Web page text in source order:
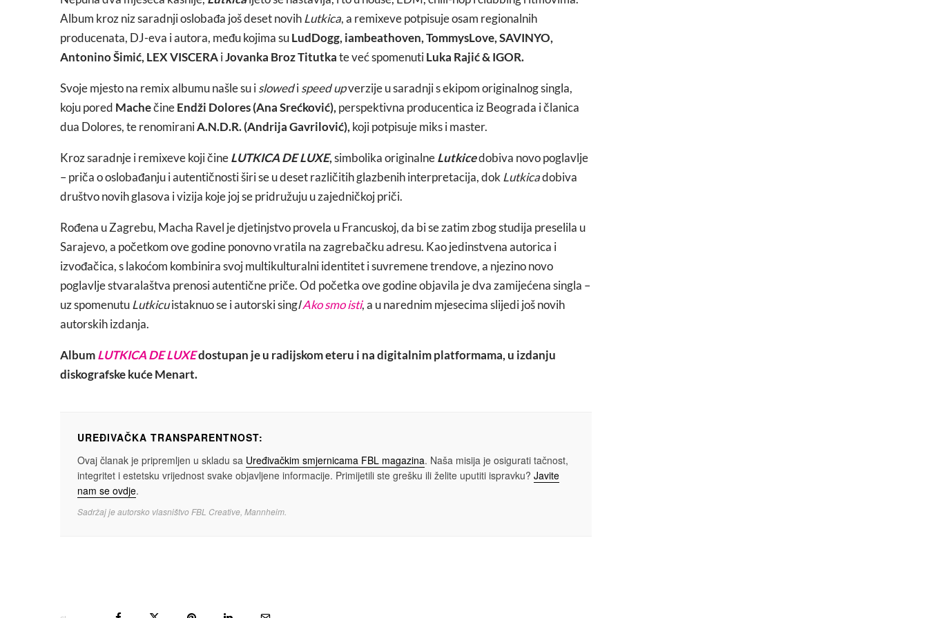
Album kroz niz saradnji oslobađa još deset novihLutkica, a remixeve potpisuje osam regionalnih
producenata, DJ-eva i autora, među kojima suLudDogg, iambeathoven, TommysLove, SAVINYO,
Antonino Šimić, LEX VISCERAiJovanka Broz Titutkate već spomenutiLuka Rajić & IGOR.
Svoje mjesto na remix albumu našle su islowedispeed upverzije u saradnji s ekipom originalnog singla,
koju pored MachečineEndži Dolores (Ana Srećković), perspektivna producentica iz Beograda i članica
dua Dolores, te renomiraniA.N.D.R. (Andrija Gavrilović), koji potpisuje miks i master.
Kroz saradnje i remixeve koji čineLUTKICA DE LUXE,simbolika originalneLutkicedobiva novo poglavlje
– priča o oslobađanju i autentičnosti širi se u deset različitih glazbenih interpretacija, dokLutkicadobiva
društvo novih glasova i vizija koje joj se pridružuju u zajedničkoj priči.
Rođena u Zagrebu, Macha Ravel je djetinjstvo provela u Francuskoj, da bi se zatim zbog studija preselila u
Sarajevo, a početkom ove godine ponovno vratila na zagrebačku adresu. Kao jedinstvena autorica i
izvođačica, s lakoćom kombinira svoj multikulturalni identitet i suvremene trendove, a njezino novo
poglavlje stvaralaštva prenosi autentične priče. Od početka ove godine objavila je dva zamijećena singla –
uz spomenutuLutkicuistaknuo se i autorski singlAko smo isti, a u narednim mjesecima slijedi još novih
autorskih izdanja.
AlbumLUTKICA DE LUXEdostupan je u radijskom eteru i na digitalnim platformama, u izdanju
diskografske kuće Menart.
UREĐIVAČKA TRANSPARENTNOST:
Ovaj članak je pripremljen u skladu sa Uređivačkim smjernicama FBL magazina. Naša misija je osigurati tačnost,
integritet i estetsku vrijednost svake objavljene informacije. Primijetili ste grešku ili želite uputiti ispravku? Javite
nam se ovdje.
Sadržaj je autorsko vlasništvo FBL Creative, Mannheim.